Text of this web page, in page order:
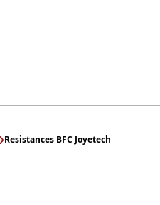
Resistances BFC Joyetech